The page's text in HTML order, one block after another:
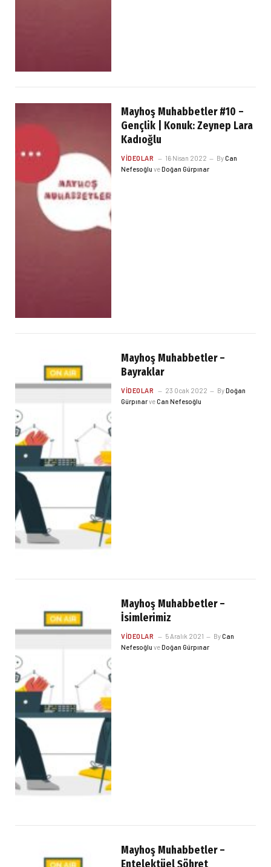
Mayhoş Muhabbetler #10 –
Gençlik | Konuk: Zeynep Lara
Kadıoğlu
VIDEOLAR 16 Nisan 2022 ByCan
Nefesoğlu veDoğan Gürpınar
Mayhoş Muhabbetler –
Bayraklar
VIDEOLAR 23 Ocak 2022 ByDoğan
GürpınarveCan Nefesoğlu
Mayhoş Muhabbetler –
İsimlerimiz
VIDEOLAR 5 Aralık 2021 ByCan
Nefesoğlu veDoğan Gürpınar
Mayhoş Muhabbetler –
Entelektüel Şöhret